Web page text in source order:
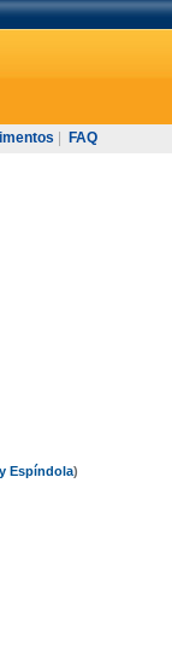
FAQ
Espíndola)